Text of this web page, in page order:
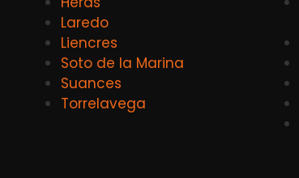
Laredo
Liencres
Soto de la Marina
Suances
Torrelavega